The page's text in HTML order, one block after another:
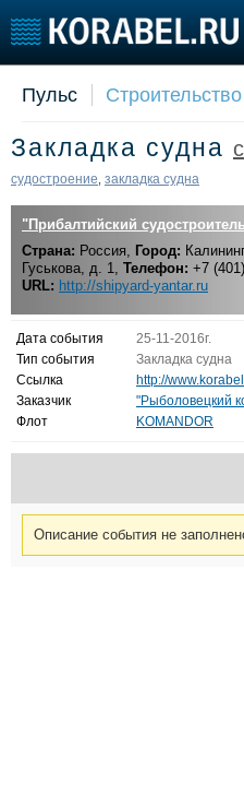
Пульс
Новости
Репутация
Работа
Крюинг
Реклама
Пульс Строительство
Закладка судна
судостроение закладка судна
"Прибалтийский
Страна: Россия, Город:
Гуськова, д. 1, Телефон: +7
URL: http://shipyard-yantar.ru
Дата события
25-11-2016г.
Тип события
Закладка судна
Ссылка
http://
Заказчик
"Рыболовецкий
Флот
KOMANDOR
Описание события не